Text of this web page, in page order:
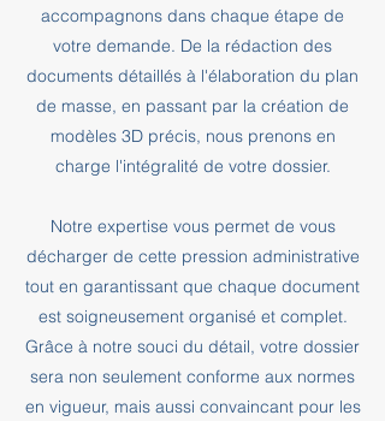
accompagnons dans chaque étape de
votre demande. De la rédaction des
documents détaillés à l'élaboration du plan
de masse, en passant par la création de
modèles 3D précis, nous prenons en
charge l'intégralité de votre dossier.
Notre expertise vous permet de vous
décharger de cette pression administrative
tout en garantissant que chaque document
est soigneusement organisé et complet.
Grâce à notre souci du détail, votre dossier
sera non seulement conforme aux normes
en vigueur, mais aussi convaincant pour les